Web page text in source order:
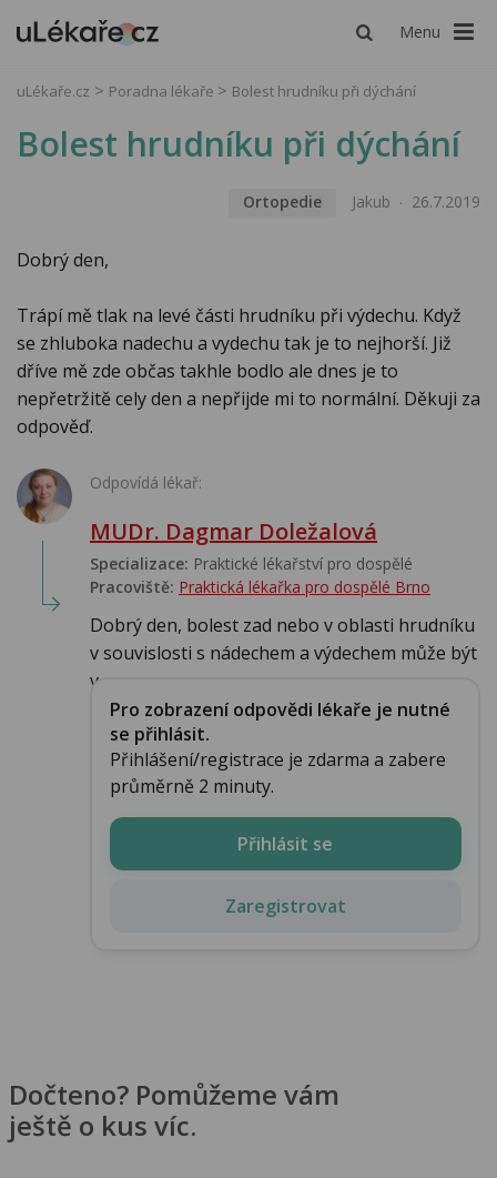
Menu
uLékaře.cz Poradna lékaře Bolest hrudníku při dýchání
Bolest hrudníku při dýchání
Ortopedie Jakub 26.7.2019
Dobrý den,
Trápí mě tlak na levé části hrudníku při výdechu. Když
se zhluboka nadechu a vydechu tak je to nejhorší. Již
dříve mě zde občas takhle bodlo ale dnes je to
nepřetržitě cely den a nepřijde mi to normální. Děkuji za
odpověď.
Odpovídá lékař:
MUDr. Dagmar Doležalová
Specializace: Praktické lékařství pro dospělé
Pracoviště: Praktická lékařka pro dospělé Brno
Dobrý den, bolest zad nebo v oblasti hrudníku
v souvislosti s nádechem a výdechem může být
v ...
Pro zobrazení odpovědi lékaře je nutné
se přihlásit.
Přihlášení/registrace je zdarma a zabere
průměrně 2 minuty.
Přihlásit se
Zaregistrovat
Dočteno? Pomůžeme vám
ještě o kus víc.